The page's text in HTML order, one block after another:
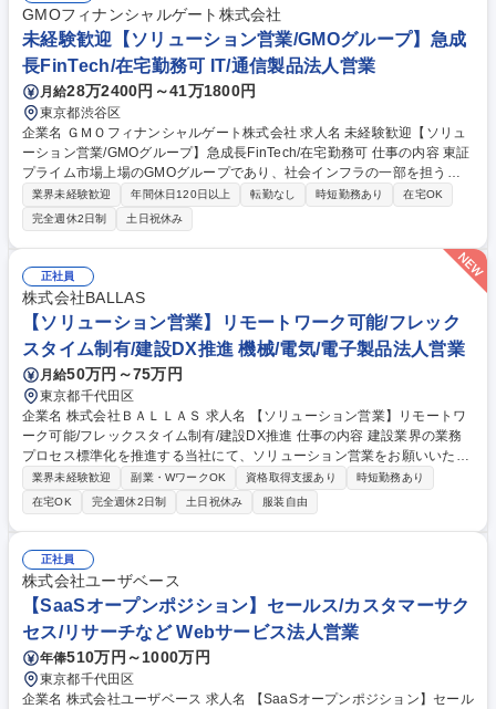
し、新規提案および新規案件の開拓。 ■協業・共創ビジネスの創出：ドコ
モグループの保有する技術や情報と、顧客企業の強みを組み合わせ、全く
新しい顧客の新しいビジネスの創出を推進。 募集職種 アカウント営業
（オープンポジション）・ドコモサービスを中心とした営業職
GMOフィナンシャルゲート株式会社
未経験歓迎【ソリューション営業/GMOグループ】急成
長FinTech/在宅勤務可 IT/通信製品法人営業
月給28万2400円～41万1800円
東京都渋谷区
企業名 ＧＭＯフィナンシャルゲート株式会社 求人名 未経験歓迎【ソリュ
ーション営業/GMOグループ】急成長FinTech/在宅勤務可 仕事の内容 東証
プライム市場上場のGMOグループであり、社会インフラの一部を担うキ
ャッシュレス決済のプラットフォーマーとして、キャッシュレス決済端末
及び決済サービスの導入提案・フォローをお任せします！ 【業務内容詳
細】社会インフラの一部を担うキャッシュレス決済のプラットフォーマー
として、決済事業者（銀行系、カード会社）やポイント系事業者と協業し
ながら、決済ソリューションの導入提案を行ないます。キャッシュレス決
済端末や次世代の決済サービスを生み出し、世の中に届けるソリューショ
ン営業担当者を募集いたします。 【入社後】OJTを設定し、実践の中で知
識習得をしていただきます。 募集職種 未経験歓迎【ソリューション営業/
GMOグループ】急成長FinTech/在宅勤務可
業界未経験歓迎 年間休日120日以上 転勤なし 時短勤務あり
在宅OK
完全週休2日制
土日祝休み
正社員
株式会社BALLAS
【ソリューション営業】リモートワーク可能/フレック
スタイム制有/建設DX推進 機械/電気/電子製品法人営業
月給50万円～75万円
東京都千代田区
企業名 株式会社ＢＡＬＬＡＳ 求人名 【ソリューション営業】リモートワ
ーク可能/フレックスタイム制有/建設DX推進 仕事の内容 建設業界の業務
プロセス標準化を推進する当社にて、ソリューション営業をお願いいたし
ます。顧客課題を理解し自社アセットを活用した業務改善を提案します。
■顧客課題の発見およびソリューション提案 ■自社アセットを活用した業
務改善とコスト最適化 ■営業活動で得た顧客の声に基づく新機能やサービ
ス開発推進 ■組織拡大に向けた営業プロセスの標準化とデータ活用の仕組
みづくり 【仕事の魅力】顧客の業務改善を通じて業界変革を牽引できま
す。組織の仕組みづくりに挑める環境です。 募集職種 【ソリューション
営業】リモートワーク可能/フレックスタイム制有/建設DX推進
業界未経験歓迎 副業・WワークOK 資格取得支援あり
時短勤務あり
在宅OK
完全週休2日制 土日祝休み 服装自由
正社員
株式会社ユーザベース
【SaaSオープンポジション】セールス/カスタマーサク
セス/リサーチなど Webサービス法人営業
年俸510万円～1000万円
東京都千代田区
企業名 株式会社ユーザベース 求人名 【SaaSオープンポジション】セール